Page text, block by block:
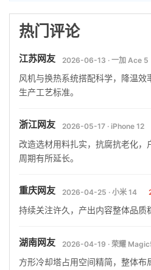
热门评论
江苏网友 2026-06-13 · 一加 Ace 5
风机与换热系统搭配科学，降温效
生产工艺标准。
浙江网友 2026-05-17 · iPhone 12
改造选材用料扎实，抗腐抗老化，
周期有所延长。
重庆网友 2026-04-25 · 小米 14
持续关注许久，产出内容整体品质
湖南网友 2026-04-19 · 荣耀
方形冷却塔占用空间精简，整体布